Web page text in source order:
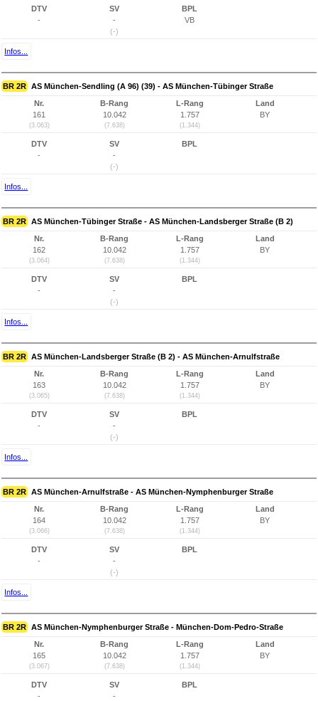
DTV
-
SV
-
(-)
BPL
VB
Infos...
BR 2R AS München-Sendling (A 96) (39) - AS München-Tübinger Straße
Nr.
161
(3.063)
B-Rang
10.042
(7.638)
L-Rang
1.757
(1.344)
Land
BY
DTV
-
SV
-
(-)
BPL
Infos...
BR 2R AS München-Tübinger Straße - AS München-Landsberger Straße (B 2)
Nr.
162
(3.064)
B-Rang
10.042
(7.638)
L-Rang
1.757
(1.344)
Land
BY
DTV
-
SV
-
(-)
BPL
Infos...
BR 2R AS München-Landsberger Straße (B 2) - AS München-Arnulfstraße
Nr.
163
(3.065)
B-Rang
10.042
(7.638)
L-Rang
1.757
(1.344)
Land
BY
DTV
-
SV
-
(-)
BPL
Infos...
BR 2R AS München-Arnulfstraße - AS München-Nymphenburger Straße
Nr.
164
(3.066)
B-Rang
10.042
(7.638)
L-Rang
1.757
(1.344)
Land
BY
DTV
-
SV
-
(-)
BPL
Infos...
BR 2R AS München-Nymphenburger Straße - München-Dom-Pedro-Straße
Nr.
165
(3.067)
B-Rang
10.042
(7.638)
L-Rang
1.757
(1.344)
Land
BY
DTV
-
SV
-
BPL